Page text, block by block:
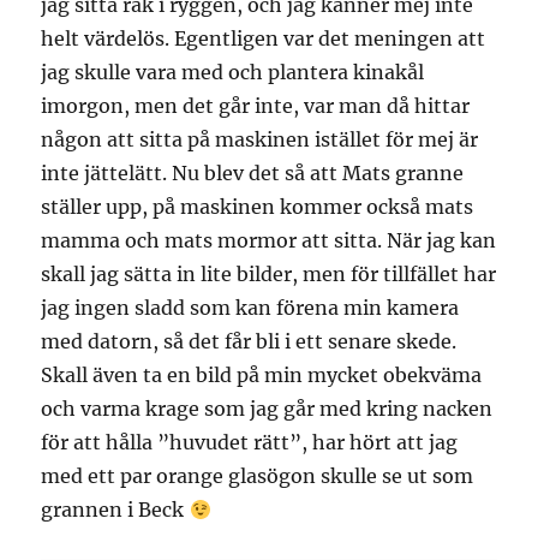
jag sitta rak i ryggen, och jag känner mej inte
helt värdelös. Egentligen var det meningen att
jag skulle vara med och plantera kinakål
imorgon, men det går inte, var man då hittar
någon att sitta på maskinen istället för mej är
inte jättelätt. Nu blev det så att Mats granne
ställer upp, på maskinen kommer också mats
mamma och mats mormor att sitta. När jag kan
skall jag sätta in lite bilder, men för tillfället har
jag ingen sladd som kan förena min kamera
med datorn, så det får bli i ett senare skede.
Skall även ta en bild på min mycket obekväma
och varma krage som jag går med kring nacken
för att hålla ”huvudet rätt”, har hört att jag
med ett par orange glasögon skulle se ut som
grannen i Beck